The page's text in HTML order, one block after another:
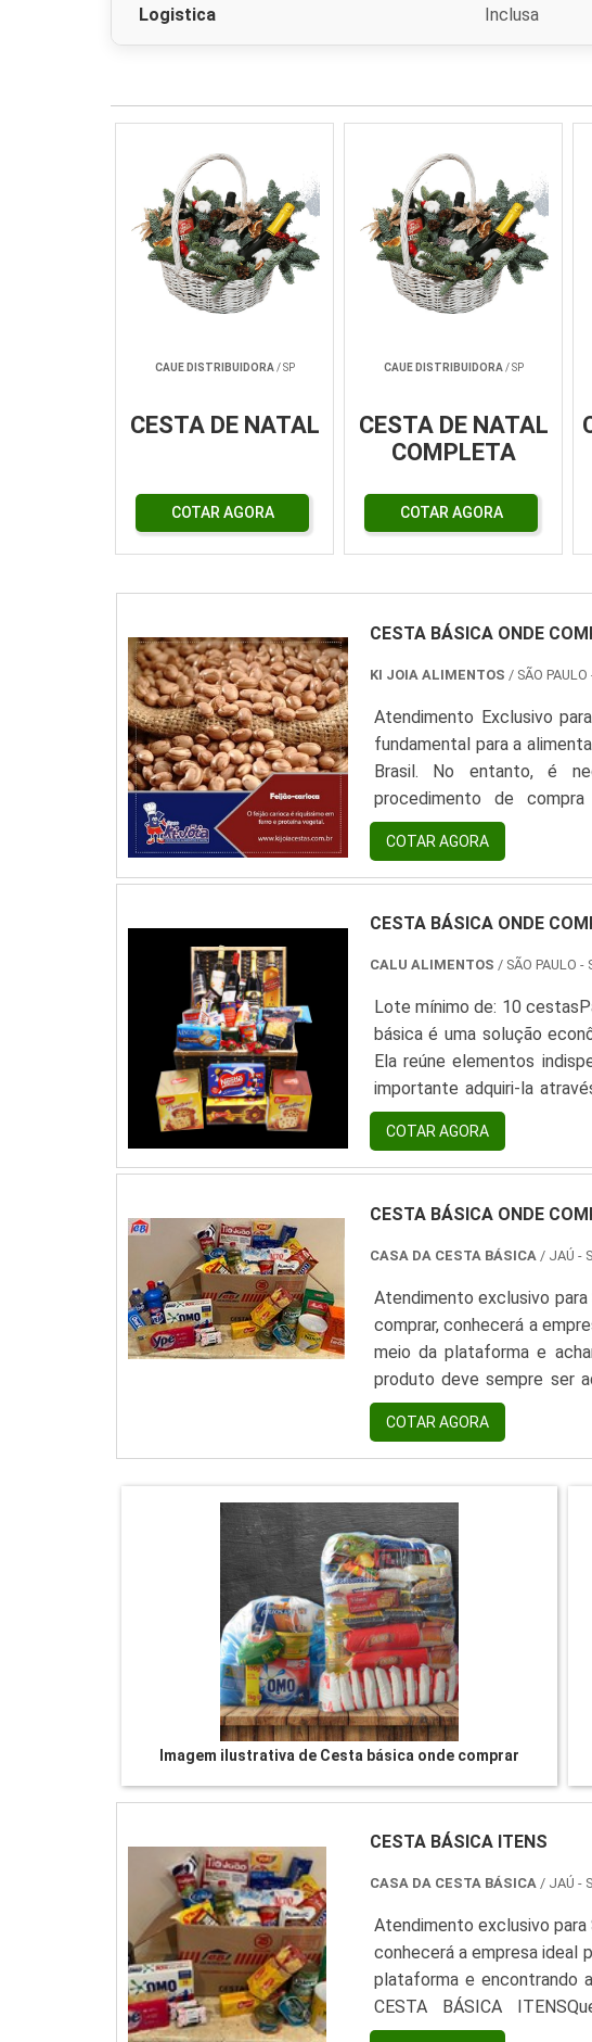
Logistica Inclusa
CAUE DISTRIBUIDORA/ SP
CESTA DE NATAL
COTAR AGORA
CAUE DISTRIBUIDORA/ SP
CESTA DE NATAL
COMPLETA
COTAR AGORA
CESTA BÁSICA ONDE
KI JOIA ALIMENTOS / SÃO PAULO
Atendimento Exclusivo
fundamental para a
Brasil. No entanto, é
procedimento de
empresas que distribuem a
adquirir a cesta básica
COTAR AGORA
CESTA BÁSICA ONDE
CALU ALIMENTOS / SÃO PAULO -
Lote mínimo de: 10
básica é uma solução
Ela reúne elementos
importante adquiri-la
qualidade e experiência.
onde comprar com
COTAR AGORA
CESTA BÁSICA ONDE
CASA DA CESTA BÁSICA / JAÚ -
Atendimento exclusivo
comprar, conhecerá a
meio da plataforma e
produto deve sempre ser
Esse tipo de cuidado é
aquisição de insumos de
COTAR AGORA
Imagem ilustrativa de Cesta básica onde comprar
CESTA BÁSICA ITENS
CASA DA CESTA BÁSICA/ JAÚ -
Atendimento exclusivo
conhecerá a empresa ideal
plataforma e encontrando
CESTA BÁSICA
comprometida com os